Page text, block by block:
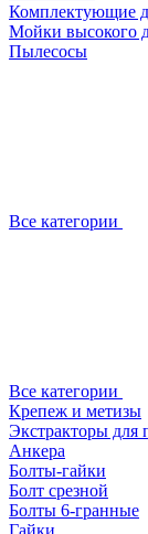
Комплектующие
Мойки высокого
Пылесосы
Все категории
Все категории
Крепеж и метизы
Экстракторы для
Анкера
Болты-гайки
Болт срезной
Болты 6-гранные
Гайки